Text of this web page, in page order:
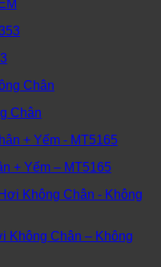
Chân
+ Yếm – MT5165
Không Chân – Không